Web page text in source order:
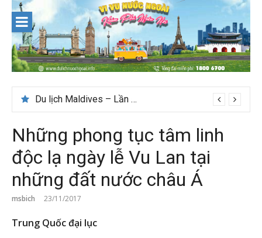
content
Du lịch Maldives – Lần đầu nên đi đâu, chơi gì?
Những phong tục tâm linh
độc lạ ngày lễ Vu Lan tại
những đất nước châu Á
msbich 23/11/2017
Trung Quốc đại lục